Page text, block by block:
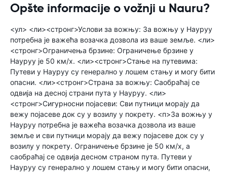
Opšte informacije o vožnji u Nauru?
<ул> <ли><стронг>Услови за вожњу: За вожњу у Науруу
потребна је важећа возачка дозвола из ваше земље. <ли>
<стронг>Ограничења брзине: Ограничење брзине у
Науруу је 50 км/х. <ли><стронг>Стање на путевима:
Путеви у Науруу су генерално у лошем стању и могу бити
опасни. <ли><стронг>Страна за вожњу: Саобраћај се
одвија на десној страни пута у Науруу. <ли>
<стронг>Сигурносни појасеви: Сви путници морају да
вежу појасеве док су у возилу у покрету. <п>За вожњу у
Науруу потребна је важећа возачка дозвола из ваше
земље и сви путници морају да вежу појасеве док су у
возилу у покрету. Ограничење брзине је 50 км/х, а
саобраћај се одвија десном страном пута. Путеви у
Науруу су генерално у лошем стању и могу бити опасни,